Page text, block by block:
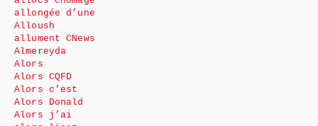
allongée d’une
Alloush
allument CNews
Almereyda
Alors
Alors CQFD
Alors c’est
Alors Donald
Alors j’ai